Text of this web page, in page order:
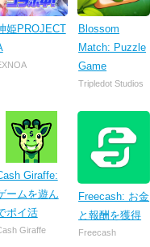
姫PROJECT
Blossom
Match: Puzzle
Game
Tripledot Studios
Giraffe:
ームを遊ん
ポイ活
Giraffe
Freecash: お金
と報酬を獲得
Freecash